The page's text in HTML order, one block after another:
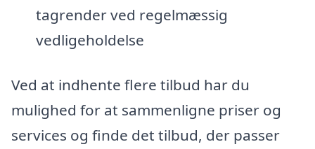
tagrender ved regelmæssig
vedligeholdelse
Ved at indhente flere tilbud har du
mulighed for at sammenligne priser og
services og finde det tilbud, der passer